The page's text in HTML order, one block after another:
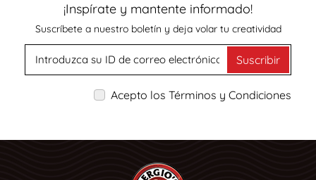
¡Inspírate y mantente informado!
Suscríbete a nuestro boletín y deja volar tu creatividad
Suscribir
Acepto los Términos y Condiciones